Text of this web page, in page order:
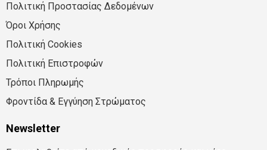
Πολιτική Προστασίας Δεδομένων
Όροι Χρήσης
Πολιτική Cookies
Πολιτική Επιστροφών
Τρόποι Πληρωμής
Φροντίδα & Εγγύηση Στρώματος
Newsletter